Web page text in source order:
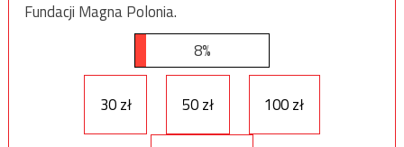
Fundacji Magna Polonia.
8%
30 zł 50 zł 100 zł